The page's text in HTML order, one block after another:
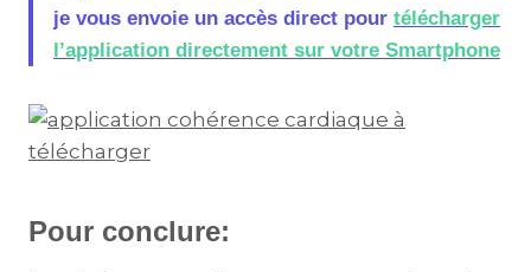
je vous envoie un accès direct pour télécharger
l’application directement sur votre Smartphone
Pour conclure: